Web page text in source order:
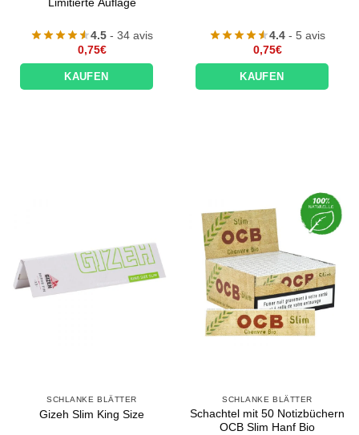
Limitierte Auflage
4.5 - 34 avis
0,75€
KAUFEN
4.4 - 5 avis
0,75€
KAUFEN
SCHLANKE BLÄTTER
Gizeh Slim King Size
SCHLANKE BLÄTTER
Schachtel mit 50 Notizbüchern
OCB Slim Hanf Bio